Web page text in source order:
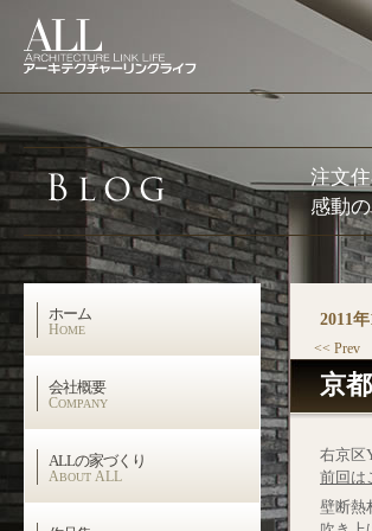
注文
感動
ホーム
HOME
会社概要
COMPANY
ALLの家づくり
ABOUT ALL
2011
<< Prev
京
右京区
前回は
壁断熱